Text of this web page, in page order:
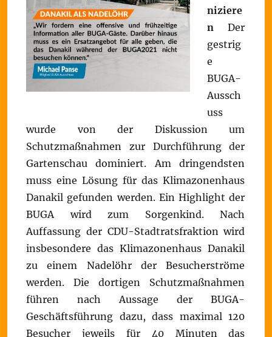
niziere
nDer
gestrig
e
BUGA-
Aussch
uss
wurde von der Diskussion um
Schutzmaßnahmen zur Durchführung der
Gartenschau dominiert. Am dringendsten
muss eine Lösung für das Klimazonenhaus
Danakil gefunden werden. Ein Highlight der
BUGA wird zum Sorgenkind. Nach
Auffassung der CDU-Stadtratsfraktion wird
insbesondere das Klimazonenhaus Danakil
zu einem Nadelöhr der Besucherströme
werden. Die dortigen Schutzmaßnahmen
führen nach Aussage der BUGA-
Geschäftsführung dazu, dass maximal 120
Besucher jeweils für 40 Minuten das